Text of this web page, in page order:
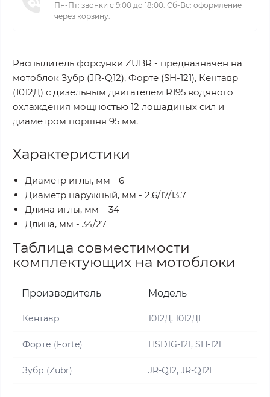
Пн-Пт: звонки с 9:00 до 18:00. Сб-Вс: оформление
через корзину.
Распылитель форсунки ZUBR - предназначен на
мотоблок Зубр (JR-Q12), Форте (SH-121), Кентавр
(1012Д) с дизельным двигателем R195 водяного
охлаждения мощностью 12 лошадиных сил и
диаметром поршня 95 мм.
Характеристики
Диаметр иглы, мм - 6
Диаметр наружный, мм - 2.6/17/13.7
Длина иглы, мм – 34
Длина, мм - 34/27
Таблица совместимости
комплектующих на мотоблоки
Производитель Модель
Кентавр 1012Д, 1012ДЕ
Форте (Forte) HSD1G-121, SH-121
Зубр (Zubr) JR-Q12, JR-Q12E